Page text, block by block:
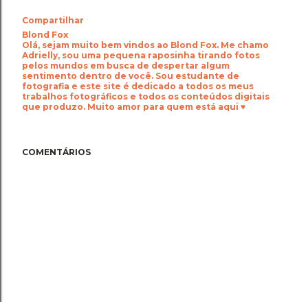
Compartilhar
Blond Fox
Olá, sejam muito bem vindos ao Blond Fox. Me chamo
Adrielly, sou uma pequena raposinha tirando fotos
pelos mundos em busca de despertar algum
sentimento dentro de você. Sou estudante de
fotografia e este site é dedicado a todos os meus
trabalhos fotográficos e todos os conteúdos digitais
que produzo. Muito amor para quem está aqui ♥
COMENTÁRIOS